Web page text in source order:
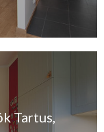
Tartus,